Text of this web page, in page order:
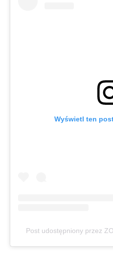
Wyświetl ten
Post udostępniony przez